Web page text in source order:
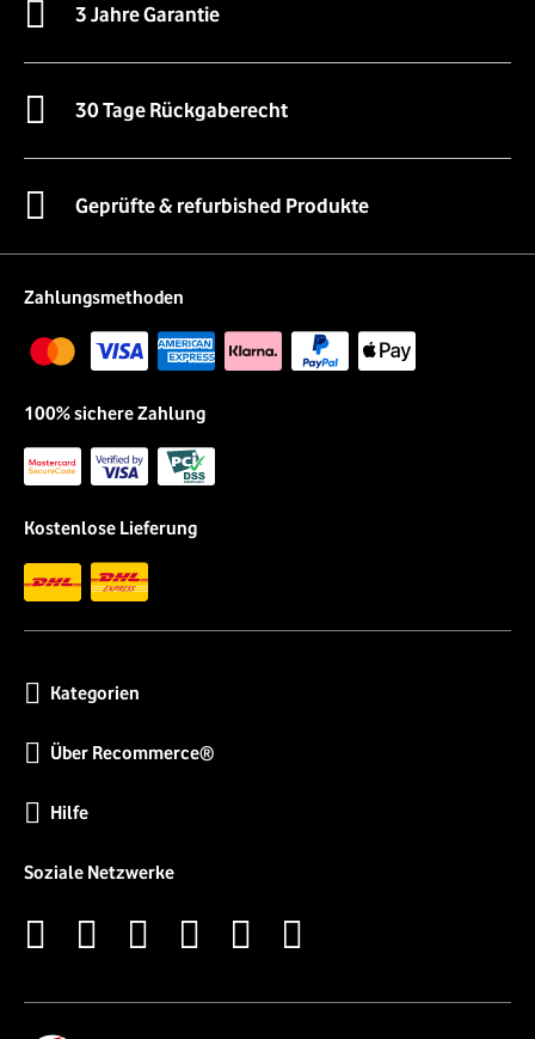
3 Jahre Garantie
30 Tage Rückgaberecht
Geprüfte & refurbished Produkte
Zahlungsmethoden
100% sichere Zahlung
Kostenlose Lieferung
Kategorien
Über Recommerce®
Hilfe
Soziale Netzwerke